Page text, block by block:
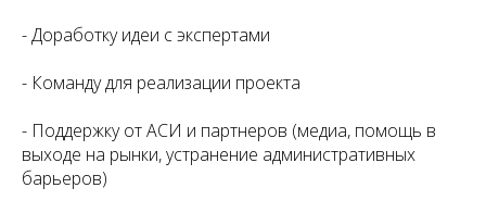
- Доработку идеи с экспертами
- Команду для реализации проекта
- Поддержку от АСИ и партнеров (медиа, помощь в
выходе на рынки, устранение административных
барьеров)